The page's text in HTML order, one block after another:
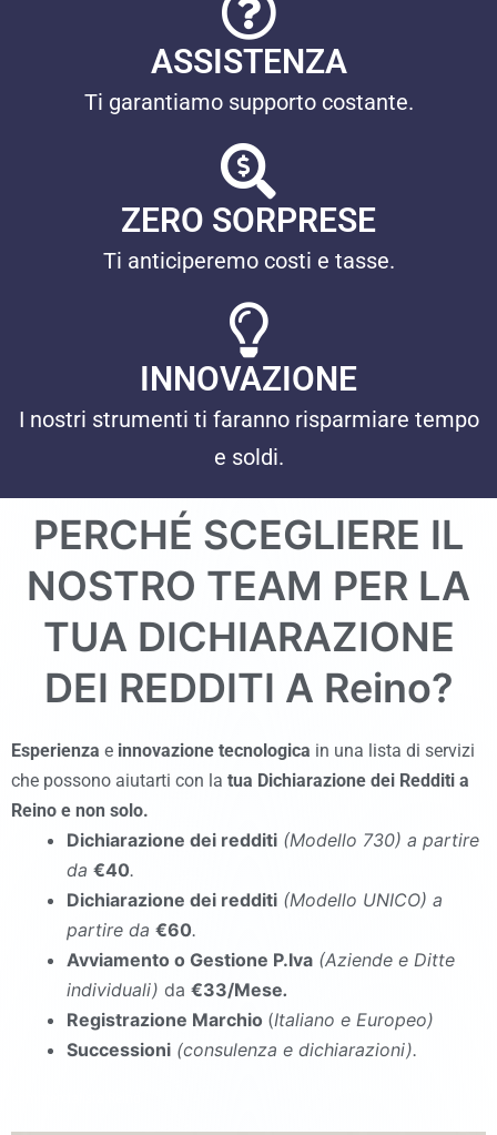
ASSISTENZA
Ti garantiamo supporto costante.
ZERO SORPRESE
Ti anticiperemo costi e tasse.
INNOVAZIONE
I nostri strumenti ti faranno risparmiare tempo
e soldi.
PERCHÉ SCEGLIERE IL
NOSTRO TEAM PER LA
TUA DICHIARAZIONE
DEI REDDITI A Reino?
Esperienza e innovazione tecnologica in una lista di servizi
che possono aiutarti con la tua Dichiarazione dei Redditi a
Reino e non solo.
Dichiarazione dei redditi (Modello 730) a partire
da €40.
Dichiarazione dei redditi (Modello UNICO) a
partire da €60.
Avviamento o Gestione P.Iva (Aziende e Ditte
individuali) da €33/Mese.
Registrazione Marchio (Italiano e Europeo)
Successioni (consulenza e dichiarazioni).